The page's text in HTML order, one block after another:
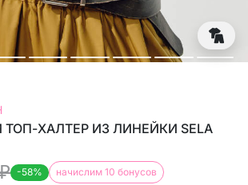
ХАЛТЕР ИЗ ЛИНЕЙКИ SELA
₽ -58% начислим 10 бонусов